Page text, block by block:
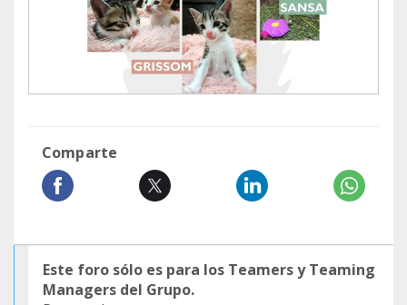
Comparte
Este foro sólo es para los Teamers y Teaming
Managers del Grupo.